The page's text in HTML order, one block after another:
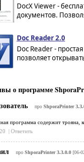
DocX Viewer -
документов.
Doc Reader 2.0
Doc Reader -
позволяет
о программе
про ShporaPrinter
программа содержит трояна,
20 | Ответить
про ShporaPrinter 3.3.0.0[06-